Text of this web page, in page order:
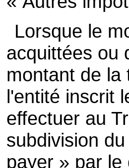
Lorsque le
acquittées ou
montant de la
l'entité inscrit
effectuer au
subdivision
payer » par